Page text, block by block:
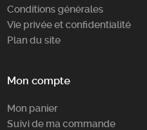
Conditions générales
Vie privée et confidentialité
Plan du site
Mon compte
Mon panier
Suivi de ma commande